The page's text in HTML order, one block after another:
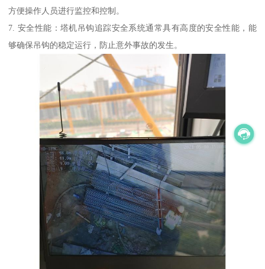
方便操作人员进行监控和控制。
7. 安全性能：塔机吊钩追踪安全系统通常具有高度的安全性能，能
够确保吊钩的稳定运行，防止意外事故的发生。